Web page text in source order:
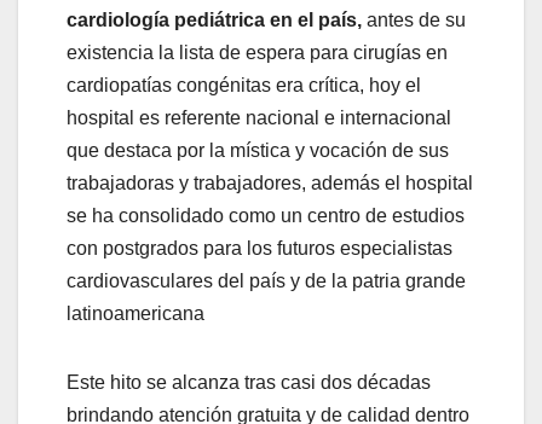
cardiología pediátrica en el país, antes de su
existencia la lista de espera para cirugías en
cardiopatías congénitas era crítica, hoy el
hospital es referente nacional e internacional
que destaca por la mística y vocación de sus
trabajadoras y trabajadores, además el hospital
se ha consolidado como un centro de estudios
con postgrados para los futuros especialistas
cardiovasculares del país y de la patria grande
latinoamericana
Este hito se alcanza tras casi dos décadas
brindando atención gratuita y de calidad dentro